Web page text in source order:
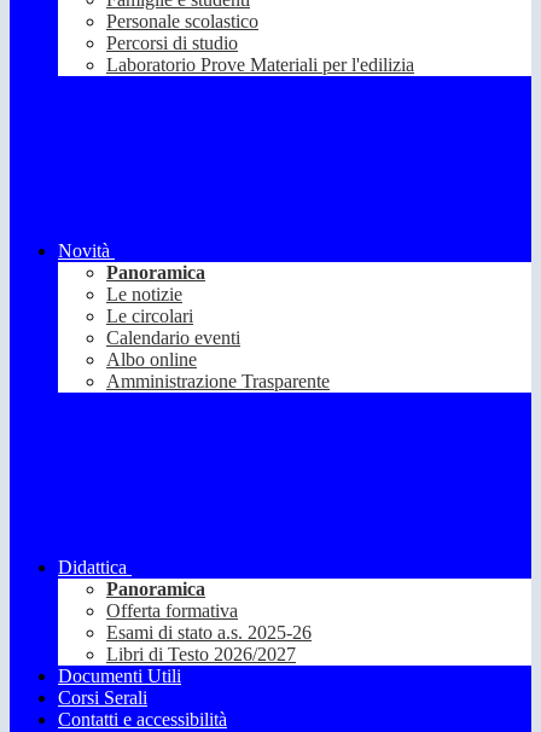
Personale scolastico
Percorsi di studio
Laboratorio Prove Materiali per l'edilizia
Novità
Panoramica
Le notizie
Le circolari
Calendario eventi
Albo online
Amministrazione Trasparente
Didattica
Panoramica
Offerta formativa
Esami di stato a.s. 2025-26
Libri di Testo 2026/2027
Documenti Utili
Corsi Serali
Contatti e accessibilità